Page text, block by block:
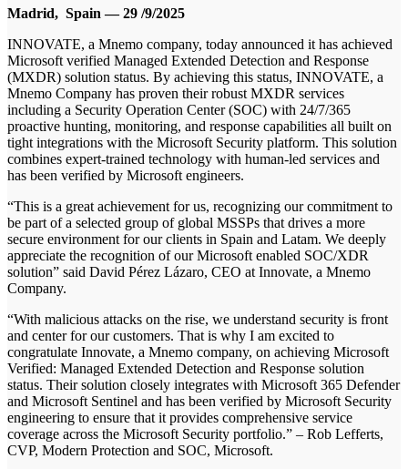
Madrid, Spain — 29 /9/2025
INNOVATE, a Mnemo company, today announced it has achieved
Microsoft verified Managed Extended Detection and Response
(MXDR) solution status. By achieving this status, INNOVATE, a
Mnemo Company has proven their robust MXDR services
including a Security Operation Center (SOC) with 24/7/365
proactive hunting, monitoring, and response capabilities all built on
tight integrations with the Microsoft Security platform. This solution
combines expert-trained technology with human-led services and
has been verified by Microsoft engineers.
“This is a great achievement for us, recognizing our commitment to
be part of a selected group of global MSSPs that drives a more
secure environment for our clients in Spain and Latam. We deeply
appreciate the recognition of our Microsoft enabled SOC/XDR
solution” said David Pérez Lázaro, CEO at Innovate, a Mnemo
Company.
“With malicious attacks on the rise, we understand security is front
and center for our customers. That is why I am excited to
congratulate Innovate, a Mnemo company, on achieving Microsoft
Verified: Managed Extended Detection and Response solution
status. Their solution closely integrates with Microsoft 365 Defender
and Microsoft Sentinel and has been verified by Microsoft Security
engineering to ensure that it provides comprehensive service
coverage across the Microsoft Security portfolio.” – Rob Lefferts,
CVP, Modern Protection and SOC, Microsoft.